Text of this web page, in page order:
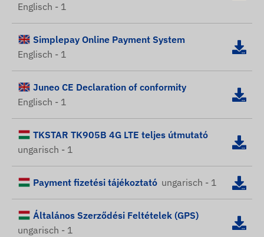
Englisch - 1
Simplepay Online Payment System
Englisch - 1
Juneo CE Declaration of conformity
Englisch - 1
TKSTAR TK905B 4G LTE teljes útmutató
ungarisch - 1
Payment fizetési tájékoztató ungarisch - 1
Általános Szerződési Feltételek (GPS)
ungarisch - 1